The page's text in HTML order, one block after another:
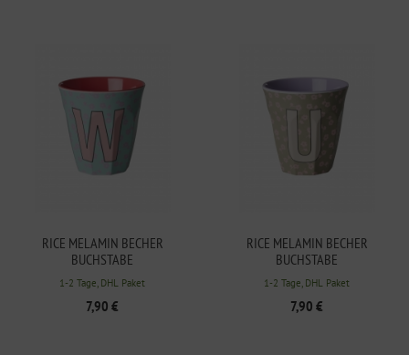
RICE MELAMIN BECHER
BUCHSTABE
W/FLOWERS/HELLBLAU 250ML
1-2 Tage, DHL Paket
7,90 €
RICE MELAMIN BECHER
BUCHSTABE
U/FLOWERS/DUNKLES SAND
250ML
1-2 Tage, DHL Paket
7,90 €